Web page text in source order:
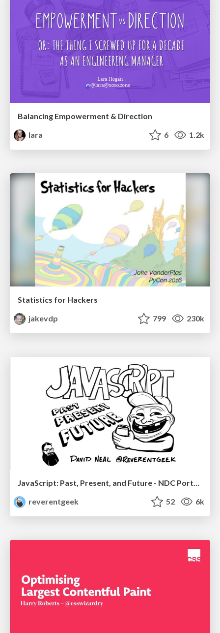
Balancing Empowerment & Direction
lara
6 1.2k
Statistics for Hackers
jakevdp
799 230k
JavaScript: Past, Present, and Future - NDC Porto 2020
reverentgeek
52 6k